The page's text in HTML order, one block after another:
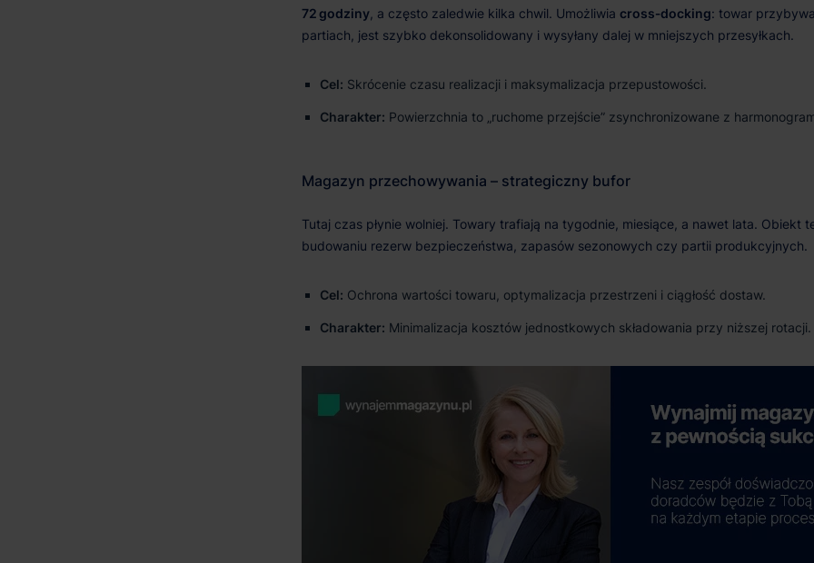
72 godziny
cross‑docking
Cel: Skrócenie czasu realizacji i maksymalizacja przepustowości.
Charakter: Powierzchnia to „ruchome przejście” zsynchronizowane z
Cel: Ochrona wartości towaru, optymalizacja przestrzeni i ciągłość dostaw.
Charakter: Minimalizacja kosztów jednostkowych składowania przy niższej rotacji.